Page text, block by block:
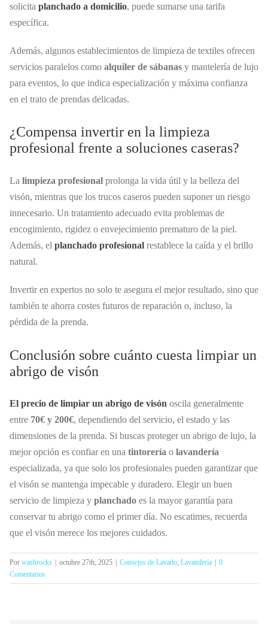
solicita planchado a domicilio, puede sumarse una tarifa
específica.
Además, algunos establecimientos de limpieza de textiles ofrecen
servicios paralelos como alquiler de sábanas y mantelería de lujo
para eventos, lo que indica especialización y máxima confianza
en el trato de prendas delicadas.
¿Compensa invertir en la limpieza
profesional frente a soluciones caseras?
La limpieza profesional prolonga la vida útil y la belleza del
visón, mientras que los trucos caseros pueden suponer un riesgo
innecesario. Un tratamiento adecuado evita problemas de
encogimiento, rigidez o envejecimiento prematuro de la piel.
Además, el planchado profesional restablece la caída y el brillo
natural.
Invertir en expertos no solo te asegura el mejor resultado, sino que
también te ahorra costes futuros de reparación o, incluso, la
pérdida de la prenda.
Conclusión sobre cuánto cuesta limpiar un
abrigo de visón
El precio de limpiar un abrigo de visón oscila generalmente
entre 70€ y 200€, dependiendo del servicio, el estado y las
dimensiones de la prenda. Si buscas proteger un abrigo de lujo, la
mejor opción es confiar en una tintorería o lavandería
especializada, ya que solo los profesionales pueden garantizar que
el visón se mantenga impecable y duradero. Elegir un buen
servicio de limpieza y planchado es la mayor garantía para
conservar tu abrigo como el primer día. No escatimes, recuerda
que el visón merece los mejores cuidados.
Por washrocks octubre 27th, 2025 Consejos de Lavado, Lavandería
0
Comentarios